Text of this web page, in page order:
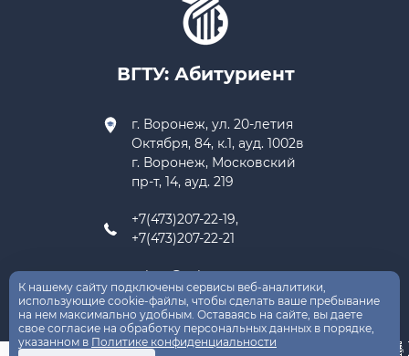
ВГТУ: Абитуриент
г. Воронеж, ул. 20-летия
Октября, 84, к.1, ауд. 1002в
г. Воронеж, Московский
пр-т, 14, ауд. 219
+7(473)207-22-19,
+7(473)207-22-21
priem@cchgeu.ru
К нашему сайту подключены сервисы веб-аналитики,
использующие cookie-файлы, чтобы сделать ваше пребывание
на нем максимально удобным. Оставаясь на сайте, вы даете
свое согласие на обработку персональных данных в порядке,
указанном в Политике конфиденциальности